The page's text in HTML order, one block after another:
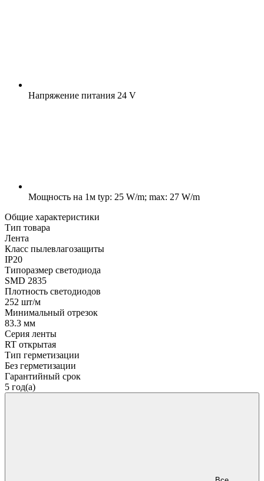
Напряжение питания 24 V
Мощность на 1м typ: 25 W/m; max: 27 W/m
Общие характеристики
Тип товара
Лента
Класс пылевлагозащиты
IP20
Типоразмер светодиода
SMD 2835
Плотность светодиодов
252 шт/м
Минимальный отрезок
83.3 мм
Серия ленты
RT открытая
Тип герметизации
Без герметизации
Гарантийный срок
5 год(а)